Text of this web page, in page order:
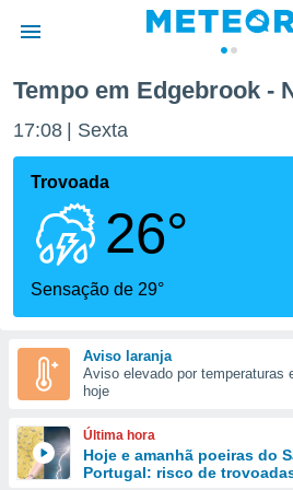
da
foi
fornecidas
a este
das
e
forma
digital
Tempo em Edgebrook -
17:08 Sexta
Trovoada
26°
Sensação de 29°
Aviso laranja
Aviso elevado por temperaturas
hoje
Última hora
Hoje e amanhã poeiras do
Portugal: risco de